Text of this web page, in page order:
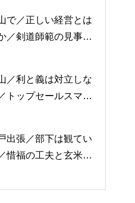
日の5日分の易経一日
で／正しい経営とは
／剣道師範の見事な
5日分の易経一日一
／利と義は対立しな
トップセールスマン
～1月19日～24日の
分の易経一日一言
出張／部下は観てい
惜福の工夫と玄米食
～1月14日～18日の